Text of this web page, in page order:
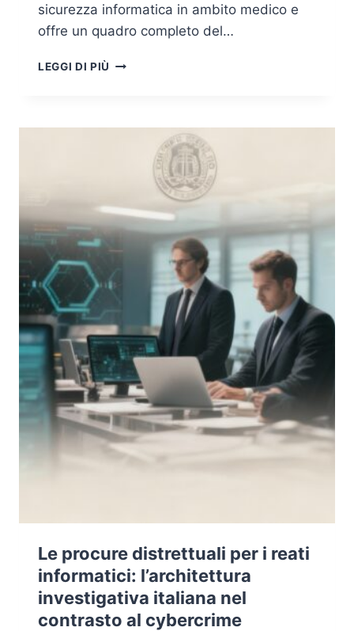
sicurezza informatica in ambito medico e
offre un quadro completo del…
LEGGI DI PIÙ CYBERSECURITY
GLI
OSPEDALI
RANSOMWARE
CYBER-
INTRUSIONI
Le procure distrettuali per i reati
informatici: l’architettura
investigativa italiana nel
contrasto al cybercrime